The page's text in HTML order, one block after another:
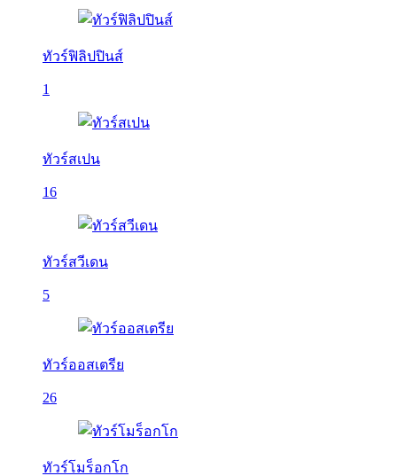
ทัวร์ฟิลิปปินส์
1
ทัวร์สเปน
16
ทัวร์สวีเดน
5
ทัวร์ออสเตรีย
26
ทัวร์โมร็อกโก